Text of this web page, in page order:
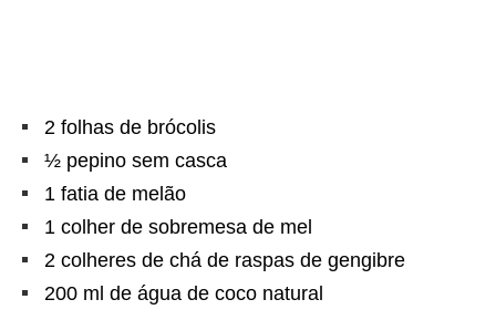
2 folhas de brócolis
½ pepino sem casca
1 fatia de melão
1 colher de sobremesa de mel
2 colheres de chá de raspas de gengibre
200 ml de água de coco natural